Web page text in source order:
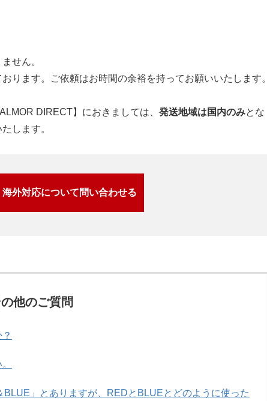
せん。
ます。ご依頼はお時間の余裕を持ってお願いいたします。
DIRECT】におきましては、 発送地域は国内のみとな
します。
海外対応について問い合わせる
他のご質問
」とありますが、REDとBLUEとどのように使った